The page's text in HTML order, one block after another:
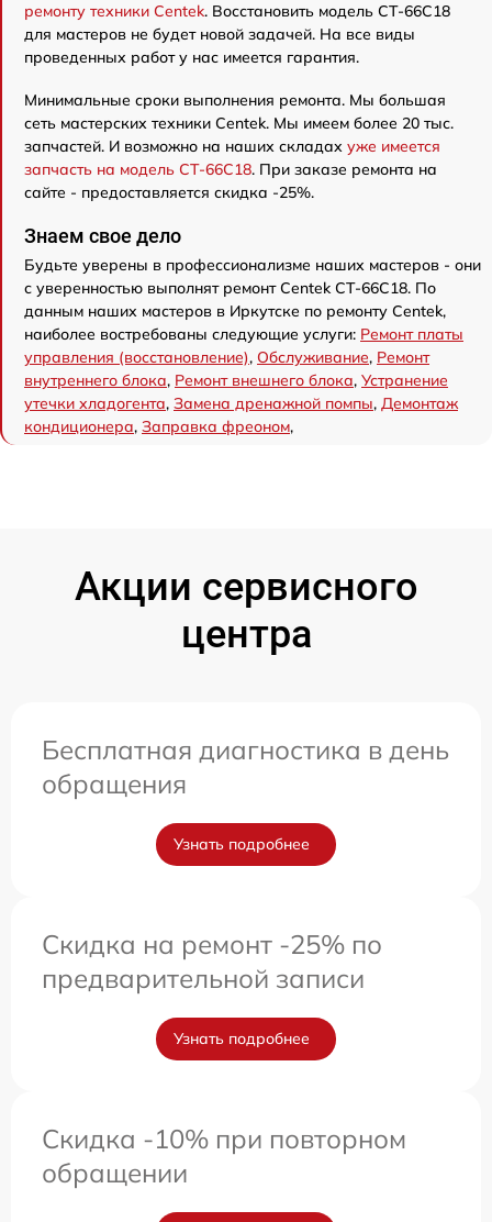
ремонту техники Centek. Восстановить модель CT-66C18
для мастеров не будет новой задачей. На все виды
проведенных работ у нас имеется гарантия.
Минимальные сроки выполнения ремонта. Мы большая
сеть мастерских техники Centek. Мы имеем более 20 тыс.
запчастей. И возможно на наших складах уже имеется
запчасть на модель CT-66C18. При заказе ремонта на
сайте - предоставляется скидка -25%.
Знаем свое дело
Будьте уверены в профессионализме наших мастеров - они
с уверенностью выполнят ремонт Centek CT-66C18. По
данным наших мастеров в Иркутске по ремонту Centek,
наиболее востребованы следующие услуги: Ремонт платы
управления (восстановление), Обслуживание, Ремонт
внутреннего блока, Ремонт внешнего блока, Устранение
утечки хладогента, Замена дренажной помпы, Демонтаж
кондиционера, Заправка фреоном,
Акции сервисного
центра
Бесплатная диагностика в день
обращения
Узнать подробнее
Скидка на ремонт -25% по
предварительной записи
Узнать подробнее
Скидка -10% при повторном
обращении